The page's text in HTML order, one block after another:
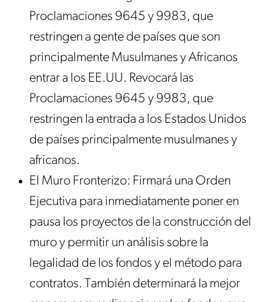
Proclamaciones 9645 y 9983, que
restringen a gente de países que son
principalmente Musulmanes y Africanos
entrar a los EE.UU. Revocará las
Proclamaciones 9645 y 9983, que
restringen la entrada a los Estados Unidos
de países principalmente musulmanes y
africanos.
El Muro Fronterizo: Firmará una Orden
Ejecutiva para inmediatamente poner en
pausa los proyectos de la construcción del
muro y permitir un análisis sobre la
legalidad de los fondos y el método para
contratos. También determinará la mejor